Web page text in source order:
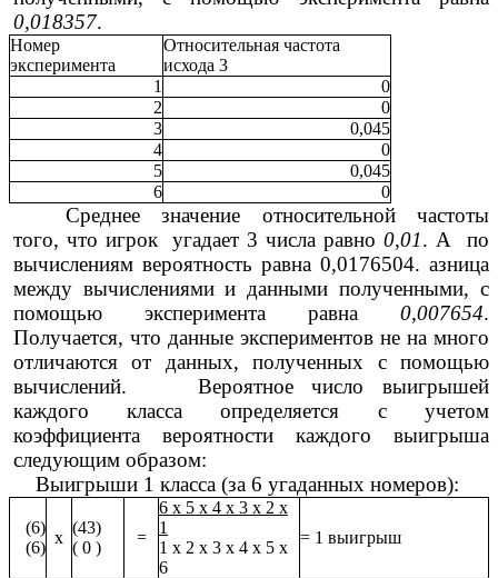
0,018357.
Номер
эксперимента
Относительная частота
исхода 3
1
0
2
0
3
0,045
4
0
5
0,045
6
0
Среднее значение относительной частоты
того, что игрок угадает 3 числа равно0,01. А по
вычислениям вероятность равна 0,0176504. азница
между вычислениями и данными полученными, с
помощью эксперимента равна 0,007654.
Получается, что данные экспериментов не на много
отличаются от данных, полученных с помощью
вычислений.
Вероятное число выигрышей
каждого класса определяется с учетом
коэффициента вероятности каждого выигрыша
следующим образом:
Выигрыши 1 класса (за 6 угаданных номеров):
(6)
(6)
х
(43)
( 0 )
=
6 х 5 х 4 х 3 х 2 х
1
1 х 2 х 3 х 4 х 5 х
6
= 1 выигрыш